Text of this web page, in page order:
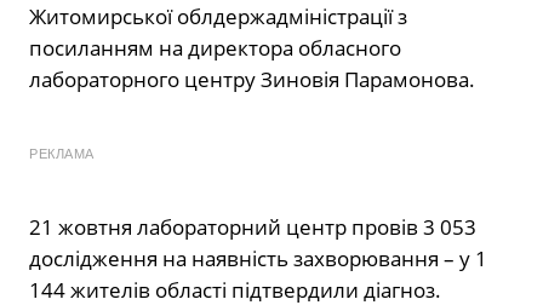
Житомирської облдержадміністрації з
посиланням на директора обласного
лабораторного центру Зиновія Парамонова.
РЕКЛАМА
21 жовтня лабораторний центр провів 3 053
дослідження на наявність захворювання – у 1
144 жителів області підтвердили діагноз.